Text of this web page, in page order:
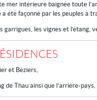
mer intérieure baignée toute
été façonné par les peuples à
garrigues, les vignes et l’étang,
et Béziers,
de Thau ainsi que l’arrière-